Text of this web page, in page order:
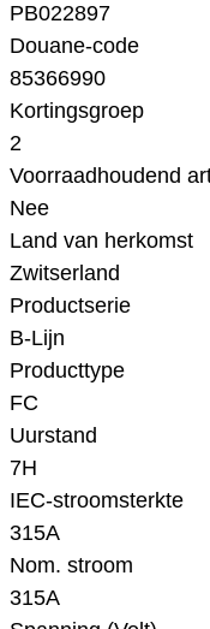
PB022897
Douane-code
85366990
Kortingsgroep
2
Voorraadhoudend
Nee
Land van herkomst
Zwitserland
Productserie
B-Lijn
Producttype
FC
Uurstand
7H
IEC-stroomsterkte
315A
Nom. stroom
315A